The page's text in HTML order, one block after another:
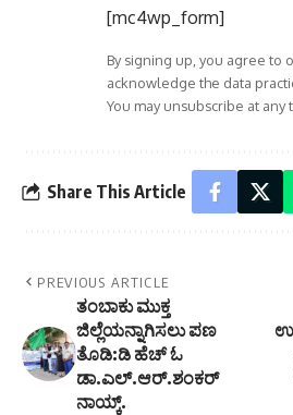
[mc4wp_form]
By signing up, you agree to
acknowledge the data
You may unsubscribe at any
Share This Article
PREVIOUS ARTICLE
ತಂಬಾಕು ಮುಕ್ತ
ಜಿಲ್ಲೆಯನ್ನಾಗಿಸಲು ಪಣ
ತೊಡಿ:ಡಿ ಹೆಚ್‌ ಓ
ಡಾ.ಎಲ್.ಆರ್.ಶಂಕರ್
ನಾಯ್ಕ್.